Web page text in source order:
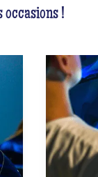
occasions !